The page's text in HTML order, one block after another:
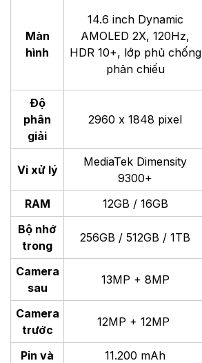
Màn
hình
14.6 inch Dynamic
AMOLED 2X, 120Hz,
HDR 10+, lớp phủ chống
phản chiếu
Độ
phân
giải
2960 x 1848 pixel
Vi xử lý
MediaTek Dimensity
9300+
RAM
12GB / 16GB
Bộ nhớ
trong
256GB / 512GB / 1TB
Camera
sau
13MP + 8MP
Camera
trước
12MP + 12MP
Pin và
11.200 mAh